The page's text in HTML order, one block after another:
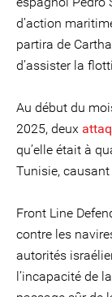
d’action
partira de
d’assister la
Au début du
2025, deux
qu’elle était à
Tunisie,
Front Line
contre les
autorités
l’incapacité de